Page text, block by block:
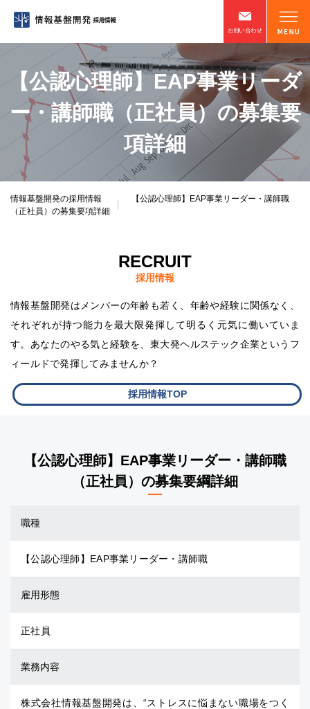
【公認心理師】EAP事業リーダ
ー・講師職（正社員）の募集要
項詳細
情報基盤開発の採用情報
【公認心理師】EAP事業リーダー・講師職
（正社員）の募集要項詳細
RECRUIT
採用情報
情報基盤開発はメンバーの年齢も若く、年齢や経験に関係なく、
それぞれが持つ能力を最大限発揮して明るく元気に働いていま
す。あなたのやる気と経験を、東大発ヘルステック企業というフ
ィールドで発揮してみませんか？
採用情報TOP
【公認心理師】EAP事業リーダー・講師職
（正社員）の募集要綱詳細
職種
【公認心理師】EAP事業リーダー・講師職
雇用形態
正社員
業務内容
株式会社情報基盤開発は、“ストレスに悩まない職場をつく